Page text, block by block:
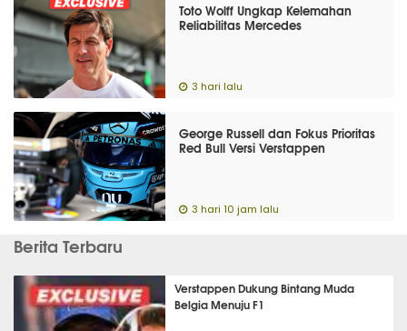
Toto Wolff Ungkap Kelemahan
Reliabilitas Mercedes
3 hari lalu
George Russell dan Fokus Prioritas
Red Bull Versi Verstappen
3 hari 10 jam lalu
Berita Terbaru
Verstappen Dukung Bintang Muda
Belgia Menuju F1